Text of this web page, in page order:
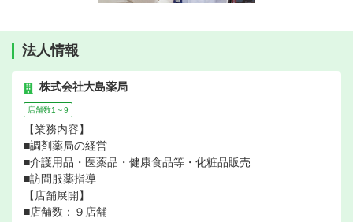
法人情報
株式会社大島薬局
店舗数1～9
【業務内容】
■調剤薬局の経営
■介護用品・医薬品・健康食品等・化粧品販売
■訪問服薬指導
【店舗展開】
■店舗数：９店舗